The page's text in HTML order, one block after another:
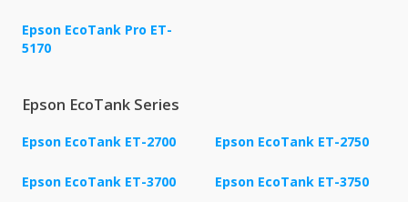
Epson EcoTank Pro ET-
5170
Epson EcoTank Series
Epson EcoTank ET-2700 Epson EcoTank ET-2750
Epson EcoTank ET-3700 Epson EcoTank ET-3750